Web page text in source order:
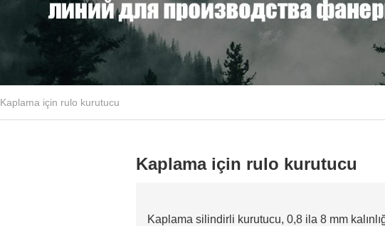
Kaplama için rulo kurutucu
Kaplama için rulo kurutucu
Kaplama silindirli kurutucu, 0,8 ila 8 mm